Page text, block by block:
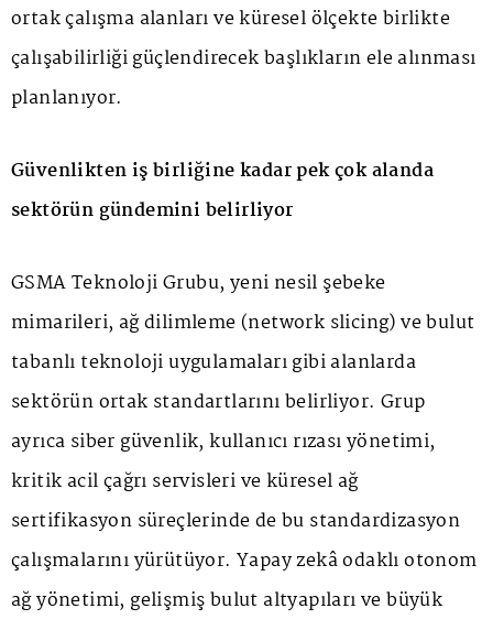
ortak çalışma alanları ve küresel ölçekte birlikte
çalışabilirliği güçlendirecek başlıkların ele alınması
planlanıyor.
Güvenlikten iş birliğine kadar pek çok alanda
sektörün gündemini belirliyor
GSMA Teknoloji Grubu, yeni nesil şebeke
mimarileri, ağ dilimleme (network slicing) ve bulut
tabanlı teknoloji uygulamaları gibi alanlarda
sektörün ortak standartlarını belirliyor. Grup
ayrıca siber güvenlik, kullanıcı rızası yönetimi,
kritik acil çağrı servisleri ve küresel ağ
sertifikasyon süreçlerinde de bu standardizasyon
çalışmalarını yürütüyor. Yapay zekâ odaklı otonom
ağ yönetimi, gelişmiş bulut altyapıları ve büyük